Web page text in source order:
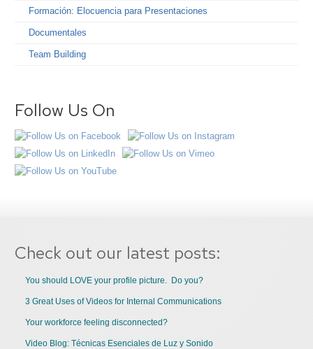
Formación: Elocuencia para Presentaciones
Documentales
Team Building
Follow Us On
Check out our latest posts:
You should LOVE your profile picture. Do you?
3 Great Uses of Videos for Internal Communications
Your workforce feeling disconnected?
Video Blog: Técnicas Esenciales de Luz y Sonido